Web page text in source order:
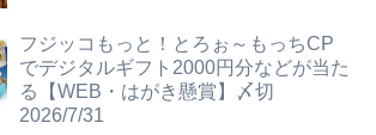
フジッコもっと！とろぉ～もっちCP
でデジタルギフト2000円分などが当た
る【WEB・はがき懸賞】〆切
2026/7/31